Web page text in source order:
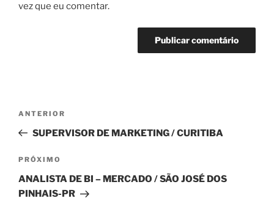
vez que eu comentar.
Post
Post
anterior
ANTERIOR
SUPERVISOR DE MARKETING / CURITIBA
Próximo
post
PRÓXIMO
ANALISTA DE BI – MERCADO / SÃO JOSÉ DOS
PINHAIS-PR